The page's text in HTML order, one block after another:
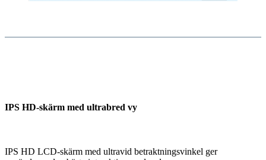
IPS HD-skärm med ultrabred vy
IPS HD LCD-skärm med ultravid betraktningsvinkel ger